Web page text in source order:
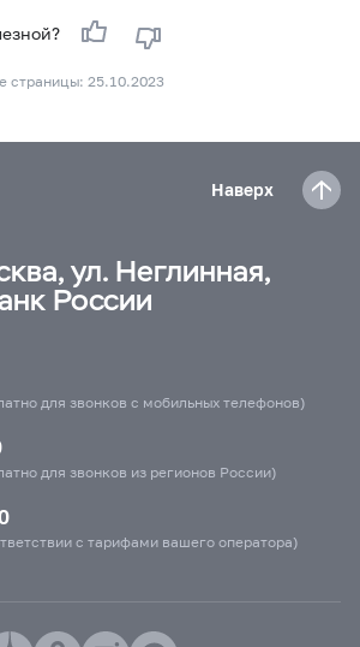
страницы: 25.10.2023
Наверх
ул. Неглинная,
России
для звонков с мобильных телефонов)
для звонков из регионов России)
с тарифами вашего оператора)